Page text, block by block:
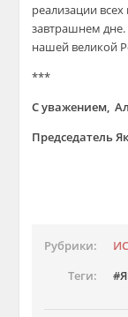
реализации
завтрашнем
нашей великой
***
С уважением,
Председатель
Рубрики:
Теги: